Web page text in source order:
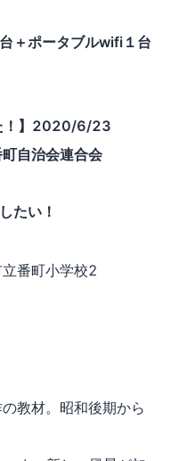
＋ポータブルwifi１台
！】2020/6/23
自治会連合会
い！
教材。昭和後期から